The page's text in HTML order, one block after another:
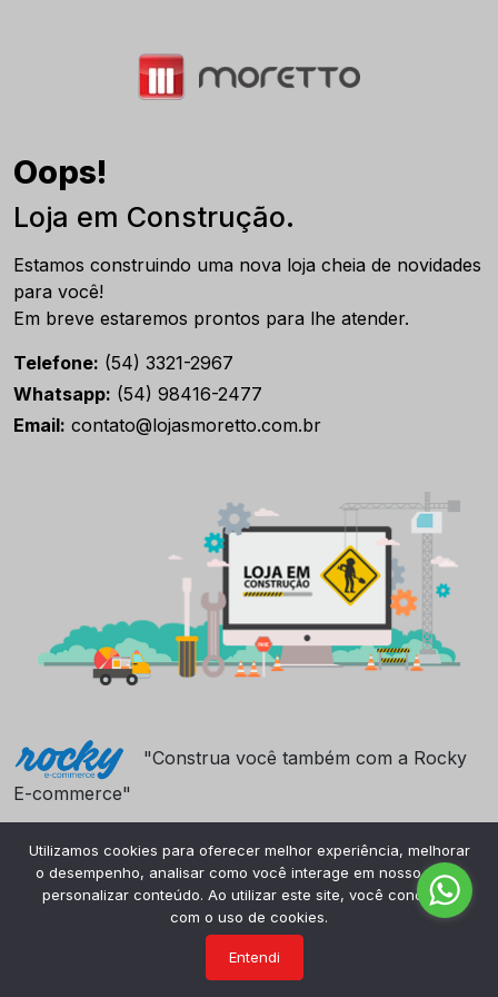
Oops!
Loja em Construção.
Estamos construindo uma nova loja cheia de novidades
para você!
Em breve estaremos prontos para lhe atender.
Telefone: (54) 3321-2967
Whatsapp: (54) 98416-2477
Email: contato@lojasmoretto.com.br
"Construa você também com a Rocky
E-commerce"
Utilizamos cookies para oferecer melhor experiência, melhorar
o desempenho, analisar como você interage em nosso site e
personalizar conteúdo. Ao utilizar este site, você concorda
com o uso de cookies.
Entendi